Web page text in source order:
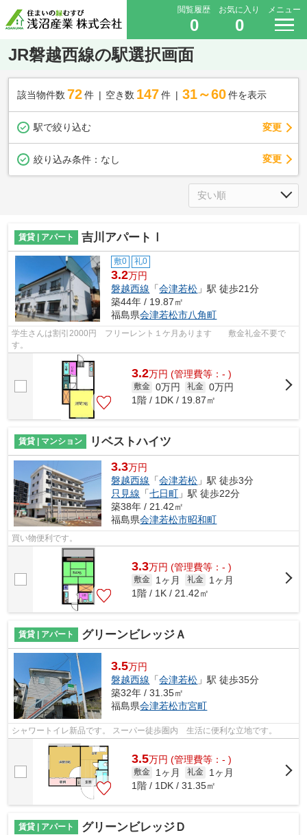
閲覧履歴
0
お気に入り
0
メニュー
JR磐越西線の駅選択画面
該当物件数 72件 空き数 147 件 31～60 件を表示
駅で絞り込む 変更
絞り込み条件： なし 変更
賃貸 | アパート 吉川アパートⅠ
敷0 礼0
3.2万円
磐越西線 「会津若松 」駅 徒歩21分
築44年 / 19.87㎡
福島県会津若松市八角町
学生さんは割引2000円 フリーレント１ケ月あります 敷金礼金不要で
す。
3.2万円 (管理費等：- )
敷金 0万円 礼金 0万円
1階 / 1DK / 19.87㎡
賃貸 | マンション リベストハイツ
3.3万円
磐越西線 「会津若松 」駅 徒歩3分
只見線 「七日町 」駅 徒歩22分
築38年 / 21.42㎡
福島県会津若松市昭和町
買い物便利です。
3.3万円 (管理費等：- )
敷金 1ヶ月 礼金
1ヶ月
1階 / 1K / 21.42㎡
賃貸 | アパート グリーンビレッジＡ
3.5万円
磐越西線 「会津若松 」駅 徒歩35分
築32年 / 31.35㎡
福島県会津若松市宮町
シャワートイレ新品です。 スーパー徒歩圏内 生活に便利な立地です。
3.5万円 (管理費等：- )
敷金 1ヶ月 礼金
1ヶ月
1階 / 1DK / 31.35㎡
賃貸 | アパート グリーンビレッジＤ